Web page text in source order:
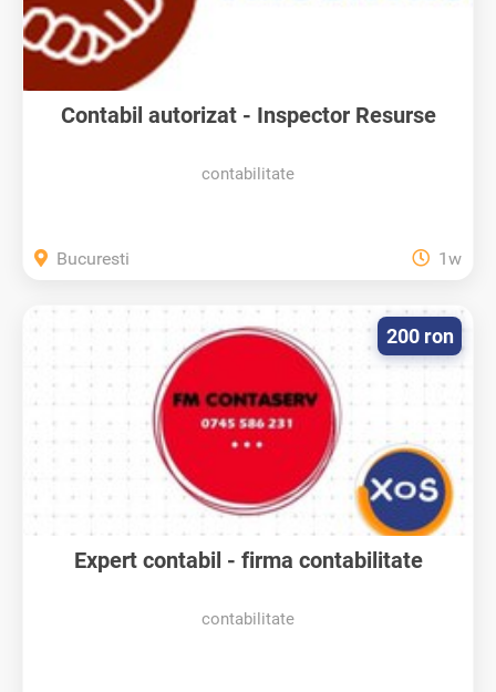
Contabil autorizat - Inspector Resurse
contabilitate
Bucuresti 1w
Expert contabil - firma contabilitate
contabilitate
200 ron